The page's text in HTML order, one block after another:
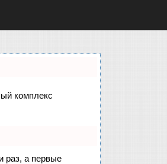
комплекс
раз, а первые